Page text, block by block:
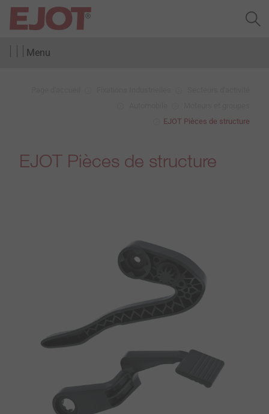
Menu
EJOT Pièces de structure
EJOT Pièces de structure